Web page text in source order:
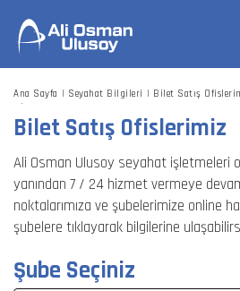
Ana Sayfa Seyahat Bilgileri
Bilet Satış
Bilet Satış Ofislerimiz
Ali Osman Ulusoy seyahat işletmeleri
yanından 7 / 24 hizmet vermeye
noktalarımıza ve şubelerimize online
şubelere tıklayarak bilgilerine
Şube Seçiniz